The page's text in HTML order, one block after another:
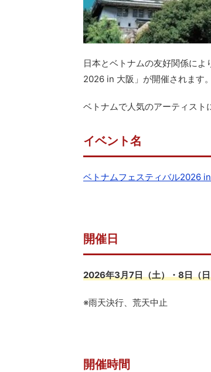
日本とベトナムの友好関係に
2026 in 大阪」が開催されます。
ベトナムで人気のアーティスト
イベント名
ベトナムフェスティバル2026
開催日
2026年3月7日（土）・8日（
※雨天決行、荒天中止
開催時間